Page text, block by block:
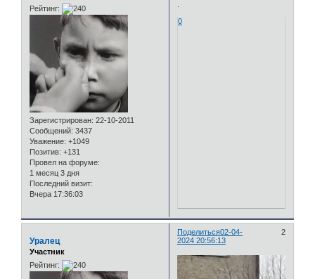
Рейтинг:
Зарегистрирован: 22-10-2011
Сообщений: 3437
Уважение: +1049
Позитив: +131
Провел на форуме:
1 месяц 3 дня
Последний визит:
Вчера 17:36:03
0
Поделиться 2
02-04-
2024 20:56:13
Уралец
Участник
Рейтинг: